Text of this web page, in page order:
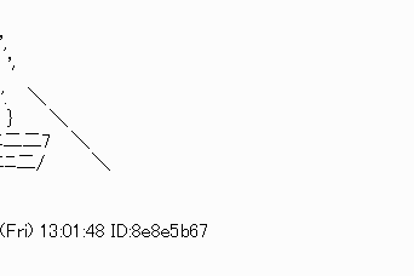
＼
二7 ＼
ﾆ二/ ＼
13:01:48 ID:8e8e5b67